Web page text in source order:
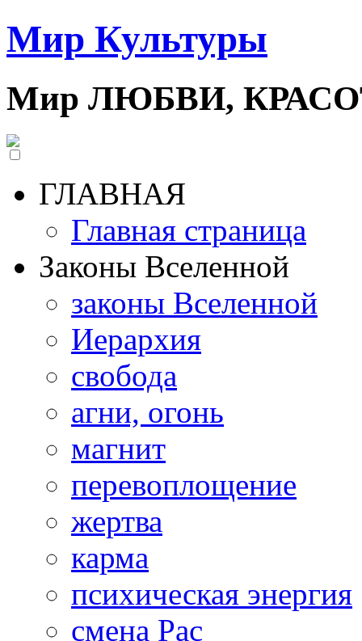
Мир Культуры
Мир ЛЮБВИ,
ГЛАВНАЯ
Главная страница
Законы Вселенной
законы Вселенной
Иерархия
свобода
агни, огонь
магнит
перевоплощение
жертва
карма
психическая энергия
смена Рас